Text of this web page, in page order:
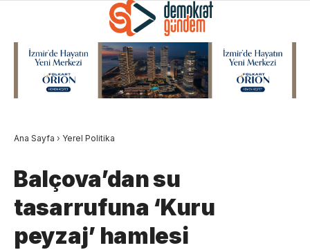
Ana Sayfa › Yerel Politika
Balçova’dan su
tasarrufuna ‘Kuru
peyzaj’ hamlesi